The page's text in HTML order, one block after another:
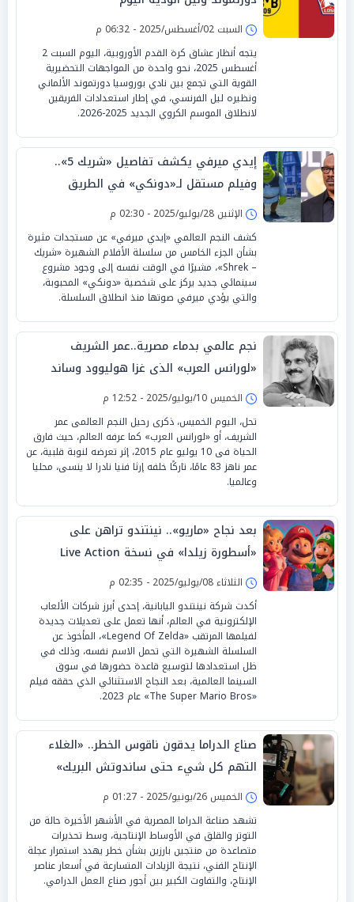
السبت 02/أغسطس/2025 - 06:32 م
يتجه أنظار عشاق كرة القدم الأوروبية، اليوم السبت 2
أغسطس 2025، نحو واحدة من المواجهات التحضيرية
القوية التي تجمع بين نادي بوروسيا دورتموند الألماني
ونظيره ليل الفرنسي، في إطار استعدادات الفريقين
لانطلاق الموسم الكروي الجديد 2025-2026.
إيدي ميرفي يكشف تفاصيل «شريك 5»..
وفيلم مستقل لـ«دونكي» في الطريق
الإثنين 28/يوليو/2025 - 02:30 م
كشف النجم العالمي «إيدي ميرفي» عن مستجدات مثيرة
بشأن الجزء الخامس من سلسلة الأفلام الشهيرة «شريك
– Shrek»، مشيرًا في الوقت نفسه إلى وجود مشروع
سينمائي جديد يركز على شخصية «دونكي» المحبوبة،
والتي يؤدي ميرفي صوتها منذ انطلاق السلسلة.
نجم عالمي بدماء مصرية..عمر الشريف
«لورانس العرب» الذى غزا هوليوود وساند
الشبابالخميس 10/يوليو/2025 - 12:52 م
تحل، اليوم الخميس، ذكرى رحيل النجم العالمى عمر
الشريف، أو «لورانس العرب» كما عرفه العالم، حيث فارق
الحياة فى 10 يوليو عام 2015، إثر تعرضه لنوبة قلبية، عن
عمر ناهز 83 عامًا، تاركًا خلفه إرثا فنيا نادرا لا ينسى، محليا
وعالميا.
بعد نجاح «ماريو».. نينتندو تراهن على
«أسطورة زيلدا» في نسخة Live Action
الثلاثاء 08/يوليو/2025 - 02:35 م
أكدت شركة نينتندو اليابانية، إحدى أبرز شركات الألعاب
الإلكترونية في العالم، أنها تعمل على تعديلات جديدة
لفيلمها المرتقب «Legend Of Zelda»، المأخوذ عن
السلسلة الشهيرة التي تحمل الاسم نفسه، وذلك في
ظل استعدادها لتوسيع قاعدة حضورها في سوق
السينما العالمية، بعد النجاح الاستثنائي الذي حققه فيلم
«The Super Mario Bros» عام 2023.
صناع الدراما يدقون ناقوس الخطر.. «الغلاء
التهم كل شيء حتى ساندوتش البريك»
الخميس 26/يونيو/2025 - 01:27 م
تشهد صناعة الدراما المصرية في الأشهر الأخيرة حالة من
التوتر والقلق في الأوساط الإنتاجية، وسط تحذيرات
متصاعدة من منتجين بارزين بشأن خطر يهدد استمرار عجلة
الإنتاج الفني، نتيجة الزيادات المتسارعة في أسعار عناصر
الإنتاج، والتفاوت الكبير بين أجور صناع العمل الدرامي.